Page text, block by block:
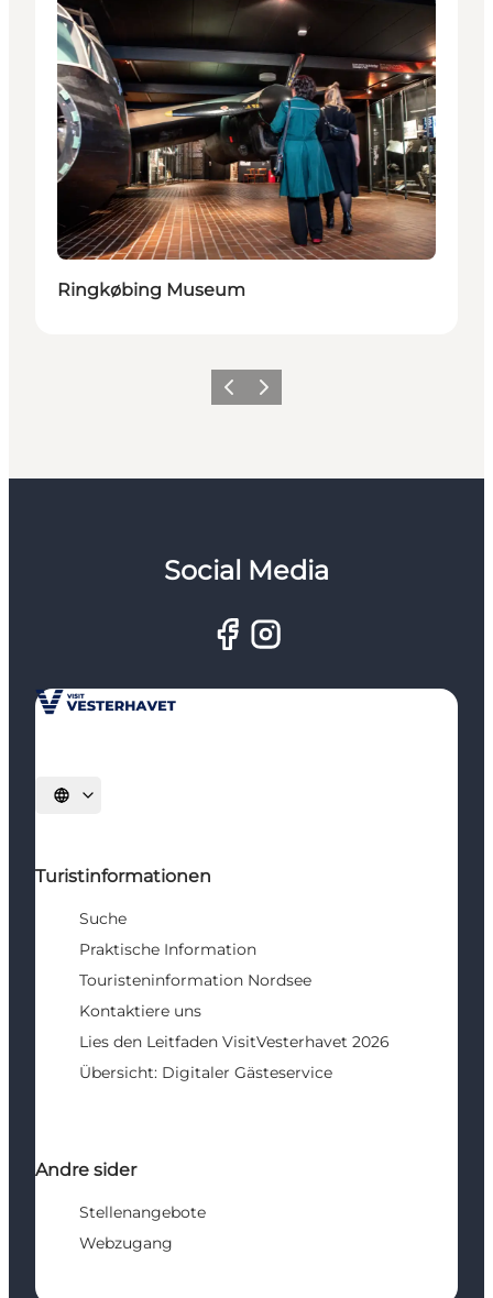
Ringkøbing Museum
ZurückWeiter
Social Media
Sprache auswählen
Turistinformationen
Suche
Praktische Information
Touristeninformation Nordsee
Kontaktiere uns
Lies den Leitfaden VisitVesterhavet 2026
Übersicht: Digitaler Gästeservice
Andre sider
Stellenangebote
Webzugang